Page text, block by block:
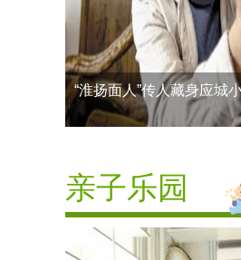
山东“问题疫苗”涉及24省
亲子乐园